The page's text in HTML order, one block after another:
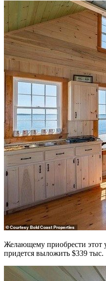
Желающему приобрести этот
придется выложить $339 тыс.